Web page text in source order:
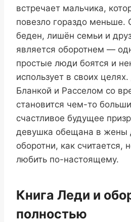
встречает мальчика,
повезло гораздо меньше.
беден, лишён семьи и
является оборотнем —
простые люди боятся и
использует в своих
Бланкой и Расселом со
становится чем-то
счастливое будущее
девушка обещана в жены
оборотни, как считается,
любить по-настоящему.
Книга Леди и
полностью